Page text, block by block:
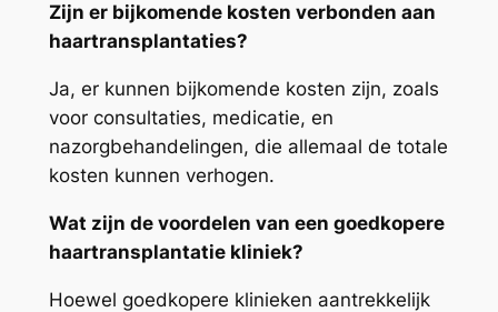
Zijn er bijkomende kosten verbonden aan
haartransplantaties?
Ja, er kunnen bijkomende kosten zijn, zoals
voor consultaties, medicatie, en
nazorgbehandelingen, die allemaal de totale
kosten kunnen verhogen.
Wat zijn de voordelen van een goedkopere
haartransplantatie kliniek?
Hoewel goedkopere klinieken aantrekkelijk